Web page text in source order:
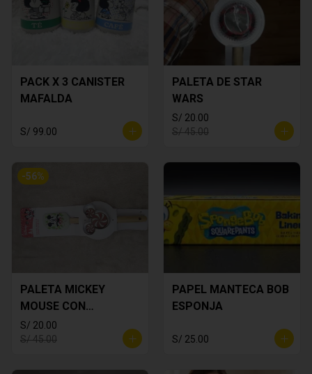
PACK X 3 CANISTER
MAFALDA
S/ 99.00
PALETA DE STAR
WARS
S/ 20.00
S/ 45.00
-56%
PALETA MICKEY
MOUSE CON
CORTADOR DE
GALLETA
S/ 20.00
S/ 45.00
PAPEL MANTECA BOB
ESPONJA
S/ 25.00